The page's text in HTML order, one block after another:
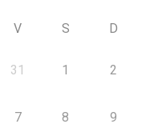
V S D
31 1 2
7 8 9